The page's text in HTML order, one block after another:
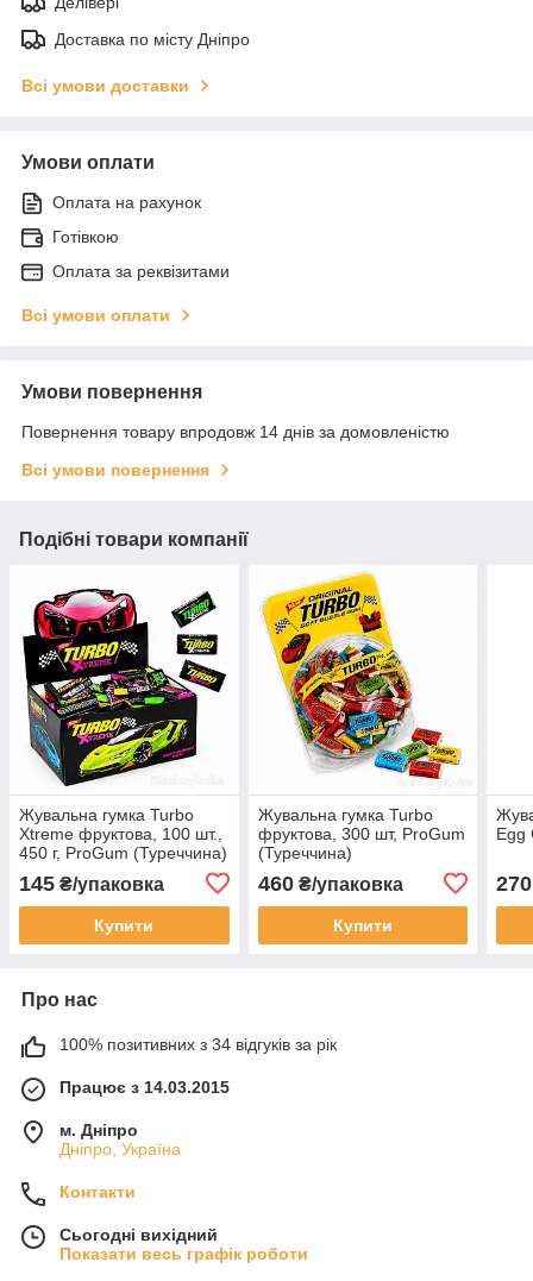
Доставка по місту Дніпро
Всі умови доставки
Умови оплати
Оплата на рахунок
Готівкою
Оплата за реквізитами
Всі умови оплати
Умови повернення
Повернення товару впродовж 14 днів за домовленістю
Всі умови повернення
Подібні товари компанії
Жувальна гумка Turbo
Xtreme фруктова, 100 шт.,
450 г, ProGum (Туреччина)
145 ₴/упаковка
Купити
Жувальна гумка Turbo
фруктова, 300 шт, ProGum
(Туреччина)
460₴/упаковка
Купити
Egg
270
Про нас
100% позитивних з 34 відгуків за рік
Працює з 14.03.2015
м. Дніпро
Дніпро, Україна
Контакти
Сьогодні вихідний
Показати весь графік роботи